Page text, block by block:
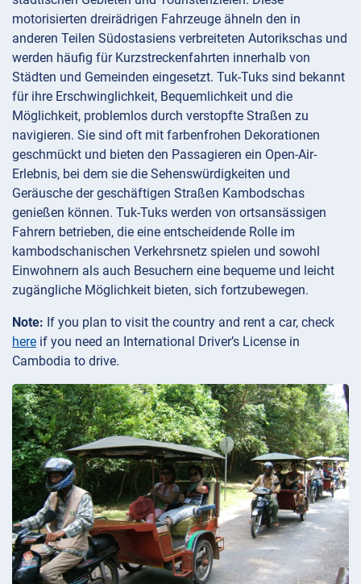
motorisierten dreirädrigen Fahrzeuge ähneln den in
anderen Teilen Südostasiens verbreiteten Autorikschas und
werden häufig für Kurzstreckenfahrten innerhalb von
Städten und Gemeinden eingesetzt. Tuk-Tuks sind bekannt
für ihre Erschwinglichkeit, Bequemlichkeit und die
Möglichkeit, problemlos durch verstopfte Straßen zu
navigieren. Sie sind oft mit farbenfrohen Dekorationen
geschmückt und bieten den Passagieren ein Open-Air-
Erlebnis, bei dem sie die Sehenswürdigkeiten und
Geräusche der geschäftigen Straßen Kambodschas
genießen können. Tuk-Tuks werden von ortsansässigen
Fahrern betrieben, die eine entscheidende Rolle im
kambodschanischen Verkehrsnetz spielen und sowohl
Einwohnern als auch Besuchern eine bequeme und leicht
zugängliche Möglichkeit bieten, sich fortzubewegen.
Note: If you plan to visit the country and rent a car, check
here if you need an International Driver’s License in
Cambodia to drive.